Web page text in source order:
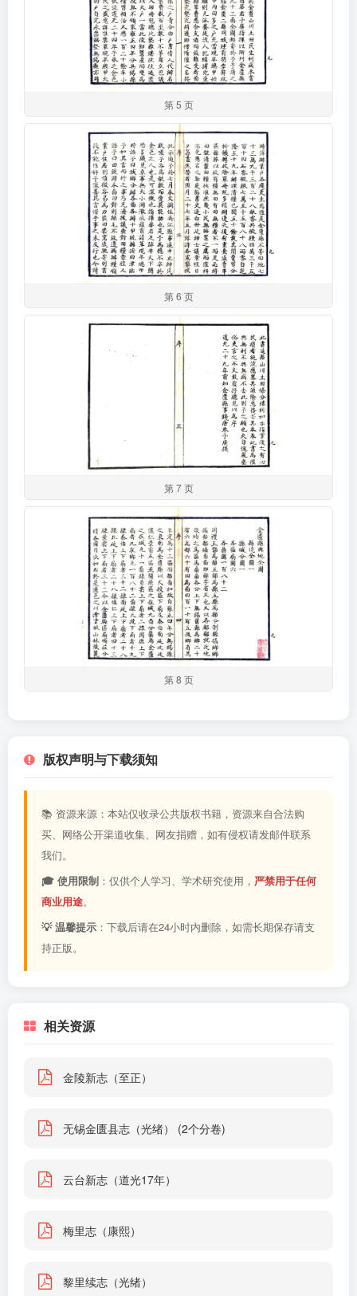
第 5 页
第 6 页
第 7 页
第 8 页
版权声明与下载须知
📚 资源来源：本站仅收录公共版权书籍，资源来自合法购
买、网络公开渠道收集、网友捐赠，如有侵权请发邮件联系
我们。
🎓 使用限制 ：仅供个人学习、学术研究使用， 严禁用于任何
商业用途。
💡 温馨提示 ：下载后请在24小时内删除，如需长期保存请支
持正版。
相关资源
金陵新志（至正）
无锡金匮县志（光绪） (2个分卷)
云台新志（道光17年）
梅里志（康熙）
黎里续志（光绪）